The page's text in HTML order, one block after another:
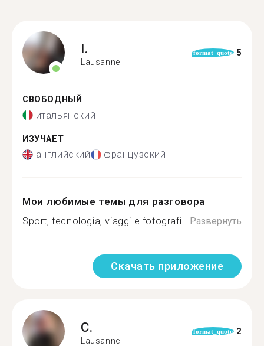
I.
Lausanne
format_quote 5
СВОБОДНЫЙ
итальянский
ИЗУЧАЕТ
английский французский
Мои любимые темы для разговора
Sport, tecnologia, viaggi e fotografi...Развернуть
Скачать приложение
C.
Lausanne
format_quote 2